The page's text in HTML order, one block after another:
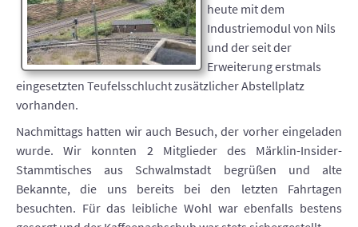
heute mit dem
Industriemodul von Nils
und der seit der
Erweiterung erstmals
eingesetzten Teufelsschlucht zusätzlicher Abstellplatz
vorhanden.
Nachmittags hatten wir auch Besuch, der vorher eingeladen
wurde. Wir konnten 2 Mitglieder des Märklin-Insider-
Stammtisches aus Schwalmstadt begrüßen und alte
Bekannte, die uns bereits bei den letzten Fahrtagen
besuchten. Für das leibliche Wohl war ebenfalls bestens